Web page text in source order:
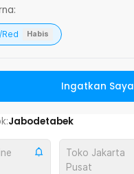
Red Habis
Ingatkan Saya
Jabodetabek
Toko Jakarta
Pusat